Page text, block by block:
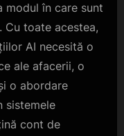
modul în care sunt
toate acestea,
AI necesită o
ale afacerii, o
o abordare
sistemele
cont de